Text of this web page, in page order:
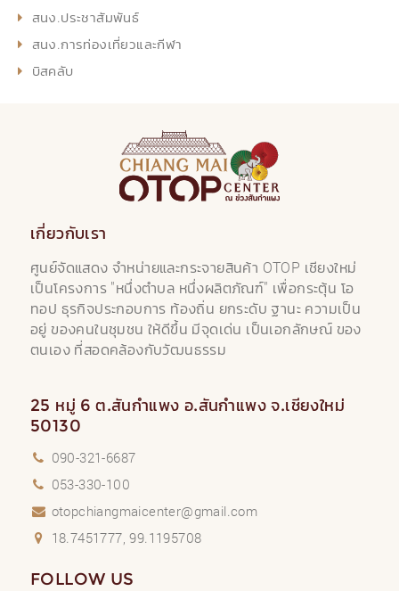
สนง.ประชาสัมพันธ์
สนง.การท่องเที่ยวและกีฬา
บิสคลับ
เกี่ยวกับเรา
ศูนย์จัดแสดง จำหน่ายและกระจายสินค้า OTOP เชียงใหม่
เป็นโครงการ "หนึ่งตำบล หนึ่งผลิตภัณฑ์" เพื่อกระตุ้น โอ
ทอป ธุรกิจประกอบการ ท้องถิ่น ยกระดับ ฐานะ ความเป็น
อยู่ ของคนในชุมชน ให้ดีขึ้น มีจุดเด่น เป็นเอกลักษณ์ ของ
ตนเอง ที่สอดคล้องกับวัฒนธรรม
25 หมู่ 6 ต.สันกำแพง อ.สันกำแพง จ.เชียงใหม่
50130
090-321-6687
053-330-100
otopchiangmaicenter@gmail.com
18.7451777, 99.1195708
FOLLOW US